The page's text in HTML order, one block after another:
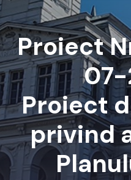
Proiect
Proiect
privind